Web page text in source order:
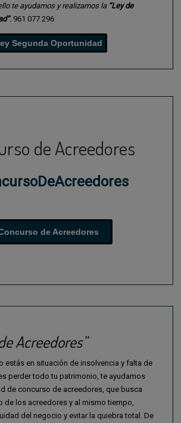
te ayudamos y realizamos la “Ley de
. 961 077 296
Segunda Oportunidad
de Acreedores
de Acreedores
Acreedores”
estás en situación de insolvencia y falta de
perder todo tu patrimonio, te ayudamos
de concurso de acreedores, que busca
de los acreedores y al mismo tiempo,
del negocio y evitar la quiebra total. De